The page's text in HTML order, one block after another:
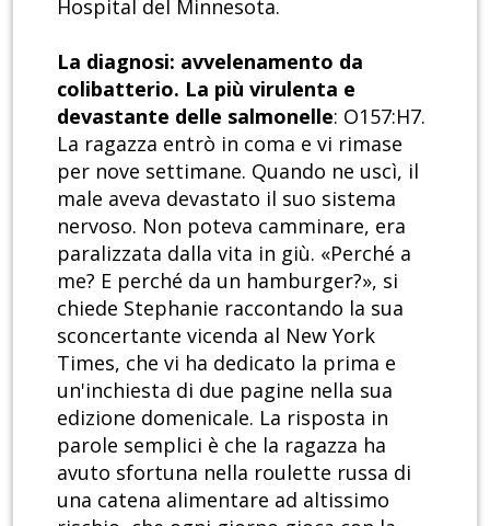
Hospital del Minnesota.
La diagnosi: avvelenamento da
colibatterio. La più virulenta e
devastante delle salmonelle: O157:H7.
La ragazza entrò in coma e vi rimase
per nove settimane. Quando ne uscì, il
male aveva devastato il suo sistema
nervoso. Non poteva camminare, era
paralizzata dalla vita in giù. «Perché a
me? E perché da un hamburger?», si
chiede Stephanie raccontando la sua
sconcertante vicenda al New York
Times, che vi ha dedicato la prima e
un'inchiesta di due pagine nella sua
edizione domenicale. La risposta in
parole semplici è che la ragazza ha
avuto sfortuna nella roulette russa di
una catena alimentare ad altissimo